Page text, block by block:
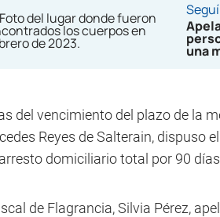
una
del vencimiento del plazo de la
Reyes de Salterain, dispuso
domiciliario total por 90
de Flagrancia, Silvia Pérez,